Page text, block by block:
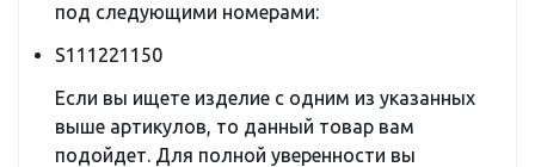
под следующими номерами:
S111221150
Если вы ищете изделие с одним из указанных
выше артикулов, то данный товар вам
подойдет. Для полной уверенности вы